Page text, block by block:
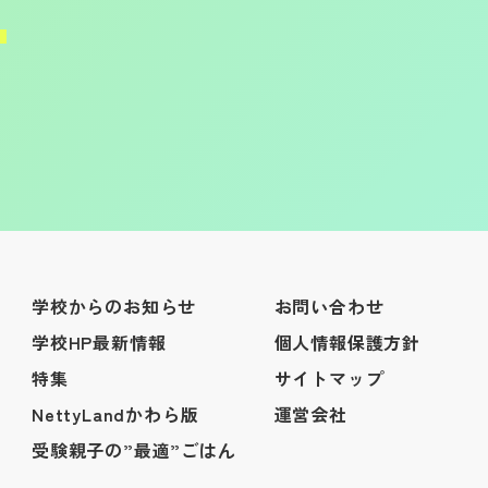
学校からのお知らせ
学校HP最新情報
特集
NettyLandかわら版
受験親子の”最適”ごはん
お問い合わせ
個人情報保護方針
サイトマップ
運営会社